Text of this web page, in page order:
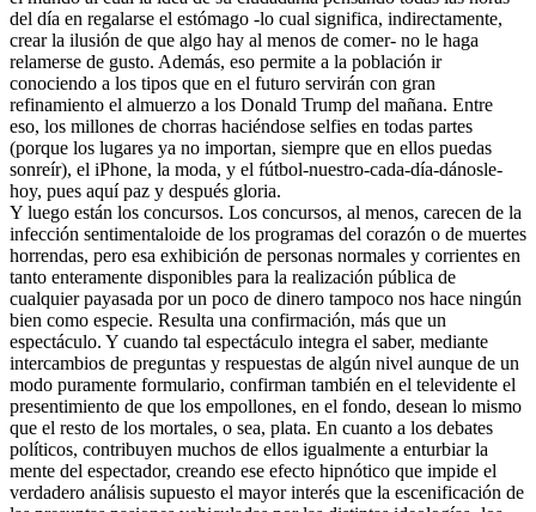
del día en regalarse el estómago -lo cual significa, indirectamente,
crear la ilusión de que algo hay al menos de comer- no le haga
relamerse de gusto. Además, eso permite a la población ir
conociendo a los tipos que en el futuro servirán con gran
refinamiento el almuerzo a los Donald Trump del mañana. Entre
eso, los millones de chorras haciéndose selfies en todas partes
(porque los lugares ya no importan, siempre que en ellos puedas
sonreír), el iPhone, la moda, y el fútbol-nuestro-cada-día-dánosle-
hoy, pues aquí paz y después gloria.
Y luego están los concursos. Los concursos, al menos, carecen de la
infección sentimentaloide de los programas del corazón o de muertes
horrendas, pero esa exhibición de personas normales y corrientes en
tanto enteramente disponibles para la realización pública de
cualquier payasada por un poco de dinero tampoco nos hace ningún
bien como especie. Resulta una confirmación, más que un
espectáculo. Y cuando tal espectáculo integra el saber, mediante
intercambios de preguntas y respuestas de algún nivel aunque de un
modo puramente formulario, confirman también en el televidente el
presentimiento de que los empollones, en el fondo, desean lo mismo
que el resto de los mortales, o sea, plata. En cuanto a los debates
políticos, contribuyen muchos de ellos igualmente a enturbiar la
mente del espectador, creando ese efecto hipnótico que impide el
verdadero análisis supuesto el mayor interés que la escenificación de